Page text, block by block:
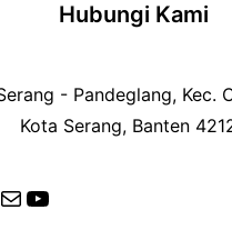
Hubungi Kami
- Pandeglang, Kec.
Kota Serang, Banten